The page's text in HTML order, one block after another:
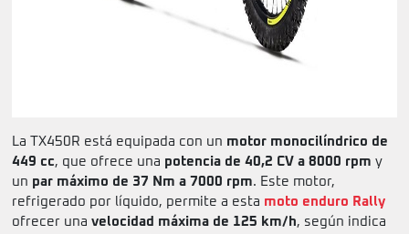
La TX450R está equipada con un motor monocilíndrico de
449 cc, que ofrece una potencia de 40,2 CV a 8000 rpm y
un par máximo de 37 Nm a 7000 rpm. Este motor,
refrigerado por líquido, permite a esta moto enduro Rally
ofrecer una velocidad máxima de 125 km/h, según indica